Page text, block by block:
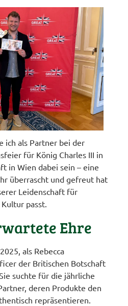
ich als Partner bei der
für König Charles III in
in Wien dabei sein – eine
überrascht und gefreut hat
Leidenschaft für
passt.
Ehre
als Rebecca
der Britischen Botschaft
suchte für die jährliche
deren Produkte den
repräsentieren.